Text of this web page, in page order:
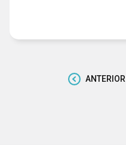
ANTERIOR